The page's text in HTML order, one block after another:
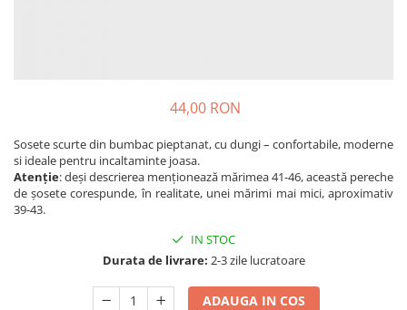
44,00 RON
Sosete scurte din bumbac pieptanat, cu dungi – confortabile, moderne
si ideale pentru incaltaminte joasa.
Atenție: deși descrierea menționează mărimea 41-46, această pereche
de șosete corespunde, în realitate, unei mărimi mai mici, aproximativ
39-43.
IN STOC
Durata de livrare: 2-3 zile lucratoare
ADAUGA IN COS